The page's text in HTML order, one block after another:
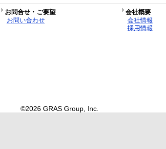
お問合せ・ご要望 会社概要
お問い合わせ
会社情報
採用情報
©2026 GRAS Group, Inc.